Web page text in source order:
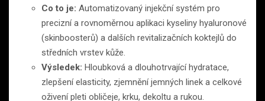
Co to je: Automatizovaný injekční systém pro
precizní a rovnoměrnou aplikaci kyseliny hyaluronové
(skinboosterů) a dalších revitalizačních koktejlů do
středních vrstev kůže.
Výsledek: Hloubková a dlouhotrvající hydratace,
zlepšení elasticity, zjemnění jemných linek a celkové
oživení pleti obličeje, krku, dekoltu a rukou.